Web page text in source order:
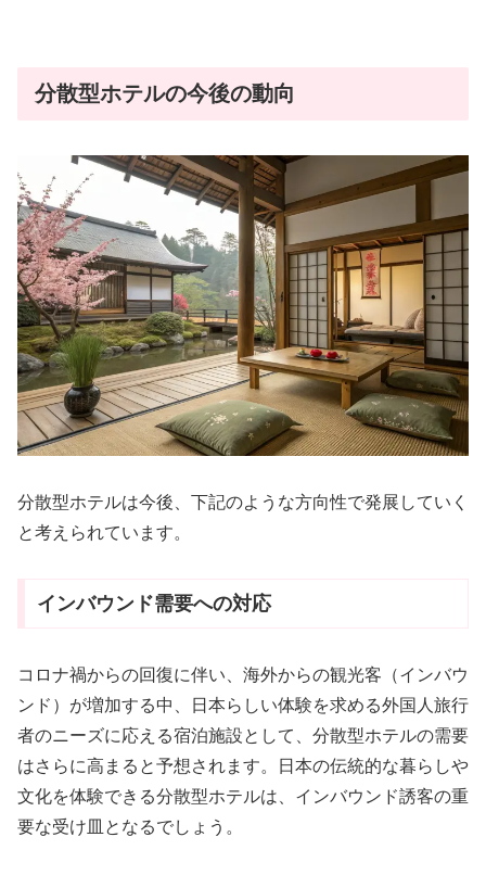
分散型ホテルの今後の動向
分散型ホテルは今後、下記のような方向性で発展していく
と考えられています。
インバウンド需要への対応
コロナ禍からの回復に伴い、海外からの観光客（インバウ
ンド）が増加する中、日本らしい体験を求める外国人旅行
者のニーズに応える宿泊施設として、分散型ホテルの需要
はさらに高まると予想されます。日本の伝統的な暮らしや
文化を体験できる分散型ホテルは、インバウンド誘客の重
要な受け皿となるでしょう。